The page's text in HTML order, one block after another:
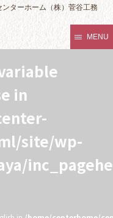
ターホーム（株）菅谷工務
MENU
in
site/wp-